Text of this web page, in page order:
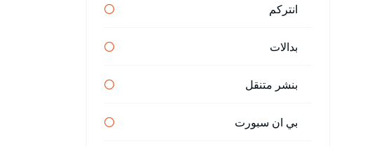
انتركم
بدالات
بنشر متنقل
بي ان سبورت